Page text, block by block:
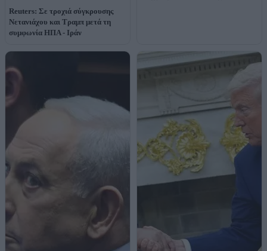
Reuters: Σε τροχιά σύγκρουσης
Νετανιάχου και Τραμπ μετά τη
συμφωνία ΗΠΑ - Ιράν